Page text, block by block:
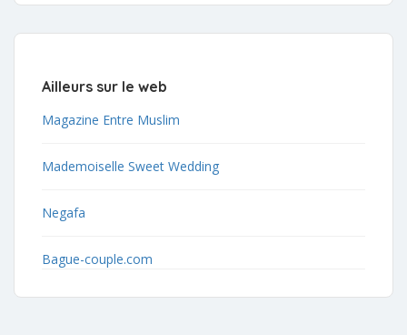
Ailleurs sur le web
Magazine Entre Muslim
Mademoiselle Sweet Wedding
Negafa
Bague-couple.com